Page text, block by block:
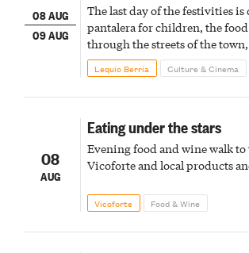
08 AUG
09 AUG
The last day of the festivities is
pantalera for children, the
through the streets of the
fireworks finale
Lequio Berria Culture & Cinema
08
AUG
Eating under the stars
Evening food and wine walk to
Vicoforte and local products
Vicoforte Food & Wine